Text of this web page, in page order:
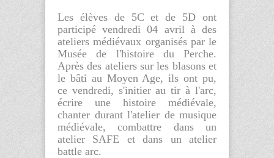
Les élèves de 5C et de 5D ont
participé vendredi 04 avril à des
ateliers médiévaux organisés par le
Musée de l'histoire du Perche.
Après des ateliers sur les blasons et
le bâti au Moyen Age, ils ont pu,
ce vendredi, s'initier au tir à l'arc,
écrire une histoire médiévale,
chanter durant l'atelier de musique
médiévale, combattre dans un
atelier SAFE et dans un atelier
battle arc.